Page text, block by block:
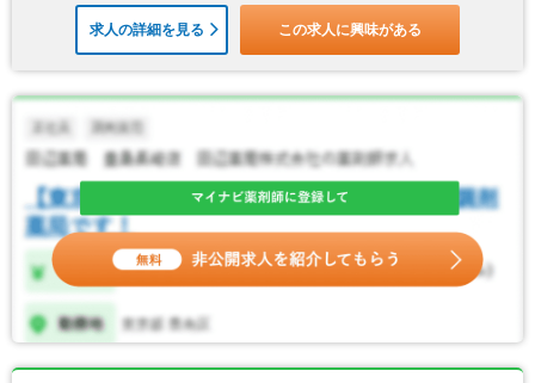
求人の詳細を見る この求人に興味がある